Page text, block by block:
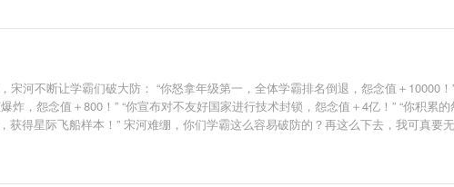
河不断让学霸们破大防： “你怒拿年级第一，全体学霸排名倒退，怨念值＋10000
，怨念值＋800！” “你宣布对不友好国家进行技术封锁，怨念值＋4亿！” “你积累
获得星际飞船样本！” 宋河难绷，你们学霸这么容易破防的？再这么下去，我可真